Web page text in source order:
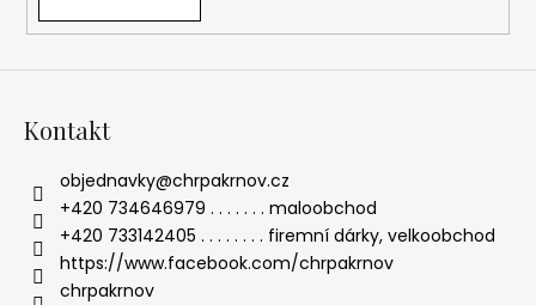
ý
p
Kontakt
objednavky@chrpakrnov.cz
+420 734646979 . . . . . . . maloobchod
+420 733142405 . . . . . . . . firemní dárky, velkoobchod
https://www.facebook.com/chrpakrnov
chrpakrnov